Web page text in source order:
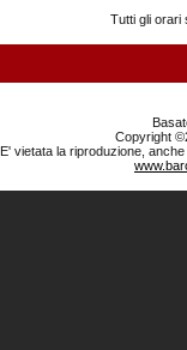
Tutti gli orari
Copyright
E' vietata la riproduzione,